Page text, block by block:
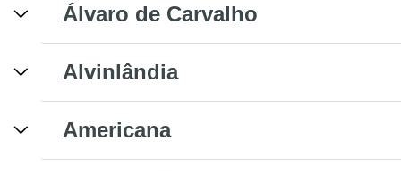
Álvaro de Carvalho
Alvinlândia
Americana